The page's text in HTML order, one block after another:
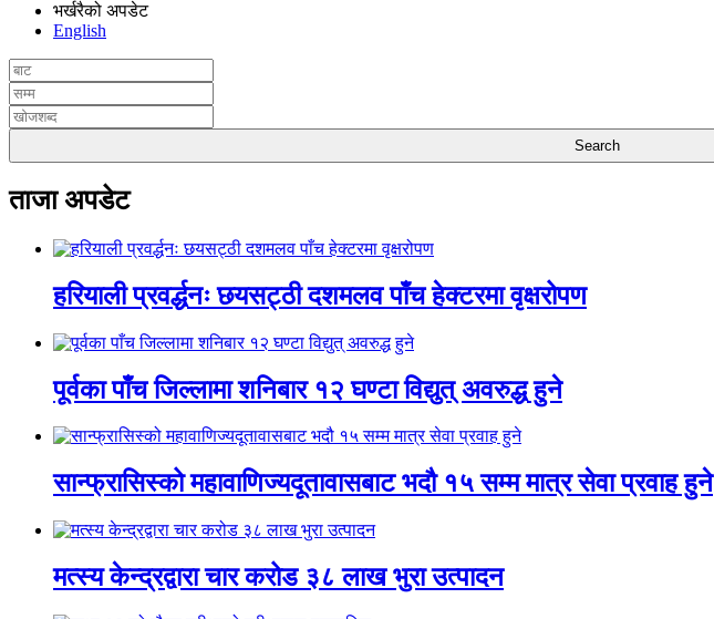
भर्खरैको अपडेट
English
ताजा अपडेट
हरियाली प्रवर्द्धनः छयसट्ठी दशमलव पाँच हेक्टरमा वृक्षरोपण
पूर्वका पाँच जिल्लामा शनिबार १२ घण्टा विद्युत् अवरुद्ध हुने
सान्फ्रासिस्को महावाणिज्यदूतावासबाट भदौ १५ सम्म मात्र सेवा प्रवाह हुने
मत्स्य केन्द्रद्वारा चार करोड ३८ लाख भुरा उत्पादन